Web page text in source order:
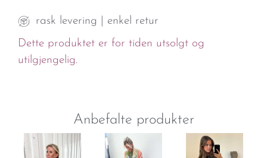
rask levering | enkel retur
Dette produktet er for tiden utsolgt og
utilgjengelig.
Anbefalte produkter